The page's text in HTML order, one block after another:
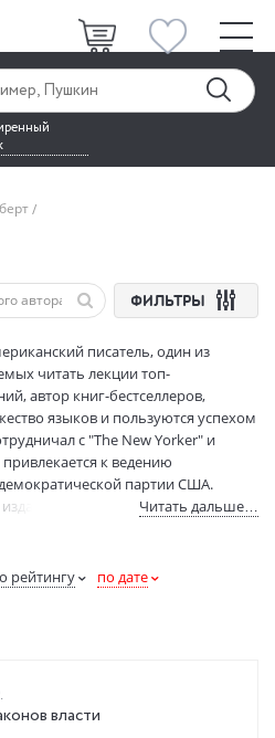
ФИЛЬТРЫ
писатель, один из
читать лекции топ-
автор книг-бестселлеров,
языков и пользуются успехом
с "Тhе New Yorker" и
к ведению
партии США.
Рипол Классик).
Читать дальше…
рейтингу по дате
власти